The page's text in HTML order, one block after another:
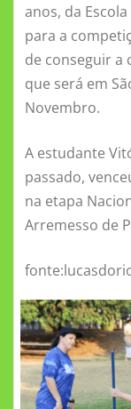
anos, da
para a
de conseguir a
que será em
Novembro.
A estudante
passado,
na etapa
Arremesso de